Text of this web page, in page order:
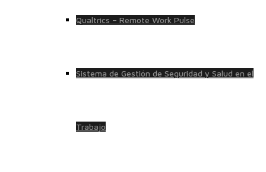
Qualtrics – Remote Work Pulse
Sistema de Gestión de Seguridad y Salud en el
Trabajo